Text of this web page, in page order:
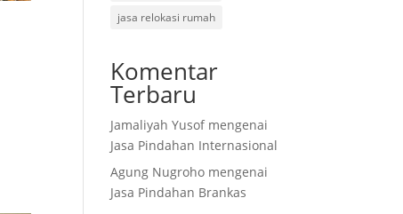
jasa relokasi rumah
Komentar
Terbaru
Jamaliyah Yusofmengenai
Jasa Pindahan Internasional
Agung Nugroho mengenai
Jasa Pindahan Brankas